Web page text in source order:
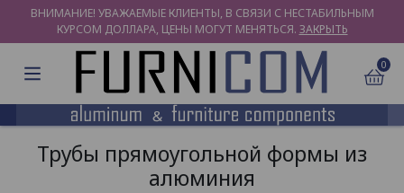
ВНИМАНИЕ! УВАЖАЕМЫЕ КЛИЕНТЫ, В СВЯЗИ С НЕСТАБИЛЬНЫМ
КУРСОМ ДОЛЛАРА, ЦЕНЫ МОГУТ МЕНЯТЬСЯ. ЗАКРЫТЬ
0
Трубы прямоугольной формы из
алюминия